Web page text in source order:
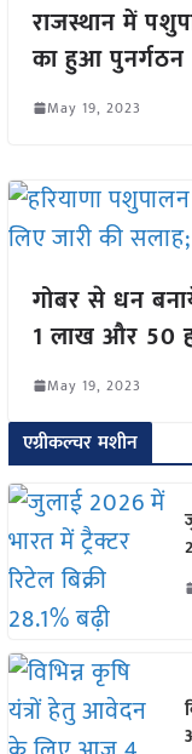
राजस्थान में
का हुआ पुनर्गठन
May 19, 2023
गोबर से धन
1 लाख और 50
May 19, 2023
एग्रीकल्चर मशीन